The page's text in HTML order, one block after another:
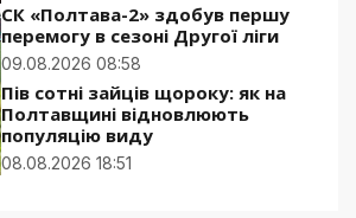
СК «Полтава-2» здобув першу
перемогу в сезоні Другої ліги
09.08.2026 08:58
Пів сотні зайців щороку: як на
Полтавщині відновлюють
популяцію виду
08.08.2026 18:51